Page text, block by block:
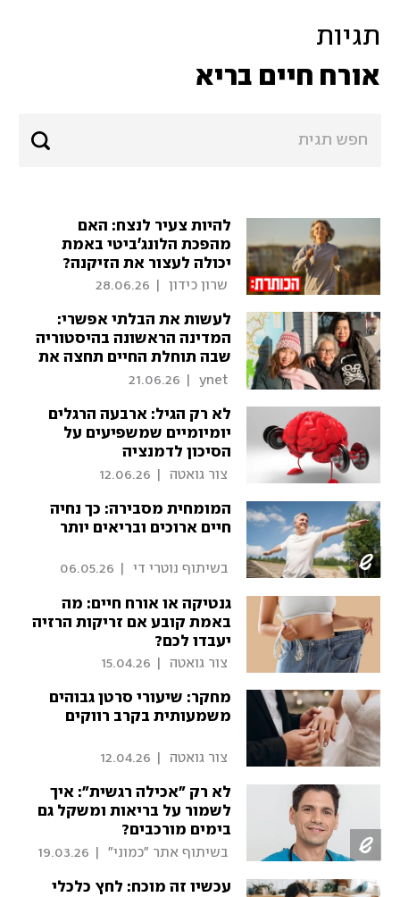
תגיות
אורח חיים בריא
להיות צעיר לנצח: האם
מהפכת הלונג׳ביטי באמת
יכולה לעצור את הזיקנה?
שרון כידון 28.06.26
לעשות את הבלתי אפשרי:
המדינה הראשונה בהיסטוריה
שבה תוחלת החיים תחצה את
רף ה-90
21.06.26
לא רק הגיל: ארבעה הרגלים
יומיומיים שמשפיעים על
הסיכון לדמנציה
צור גואטה 12.06.26
המומחית מסבירה: כך נחיה
חיים ארוכים ובריאים יותר
בשיתוף נוטרי די 06.05.26
גנטיקה או אורח חיים: מה
באמת קובע אם זריקות הרזיה
יעבדו לכם?
צור גואטה 15.04.26
מחקר: שיעורי סרטן גבוהים
משמעותית בקרב רווקים
צור גואטה 12.04.26
לא רק "אכילה רגשית": איך
לשמור על בריאות ומשקל גם
בימים מורכבים?
בשיתוף אתר "כמוני" 19.03.26
עכשיו זה מוכח: לחץ כלכלי